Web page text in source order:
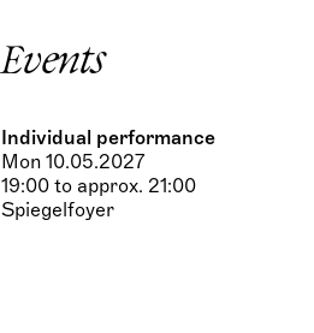
Events
Individual performance
Mon 10.05.2027
19:00 to approx. 21:00
Spiegelfoyer